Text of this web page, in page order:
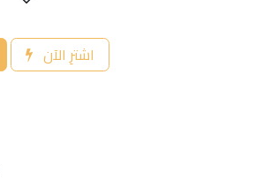
اشترِ الآن